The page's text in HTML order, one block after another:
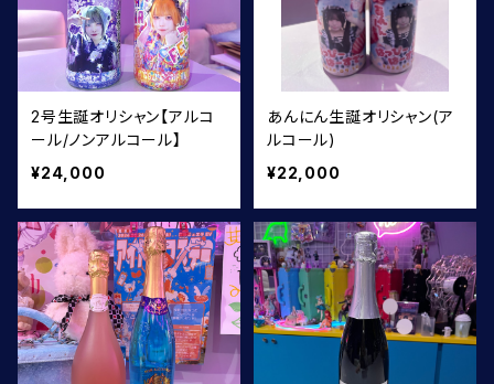
2号生誕オリシャン【アルコ
ール/ノンアルコール】
¥24,000
あんにん生誕オリシャン(ア
ルコール)
¥22,000